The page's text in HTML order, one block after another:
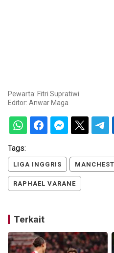
Pewarta: Fitri Supratiwi
Editor: Anwar Maga
Tags:
LIGA INGGRIS
RAPHAEL VARANE
Terkait